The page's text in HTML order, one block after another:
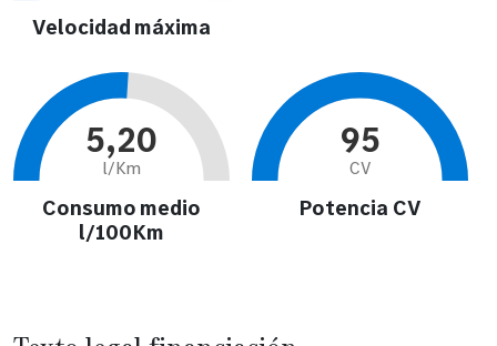
Velocidad máxima
5,20
l/Km
Consumo medio
l/100Km
95
CV
Potencia CV